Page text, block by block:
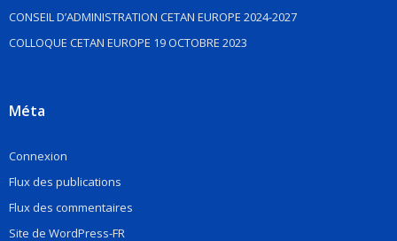
CONSEIL D’ADMINISTRATION CETAN EUROPE 2024-2027
COLLOQUE CETAN EUROPE 19 OCTOBRE 2023
Méta
Connexion
Flux des publications
Flux des commentaires
Site de WordPress-FR